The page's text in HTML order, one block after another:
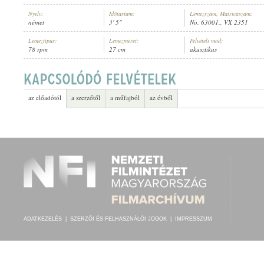
ELŐADÓ: RICHARD WALDEMAR ISMERETLEN ZENEKAR
Nyelv:
német
Időtartam:
3' 5"
Lemezszám, Matricaszám:
No. 63001., VX 2351
Lemeztípus:
78 rpm
Lemezméret:
27 cm
Felvételi mód:
akusztikus
az előadótól a szerzőtől a műfajból az évből
ADATKEZELÉS SZERZŐI ÉS FELHASZNÁLÓI JOGOK IMPRESSZUM